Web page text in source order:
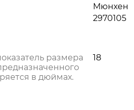
Мюнхен
2970105
размера
в дюймах.
18